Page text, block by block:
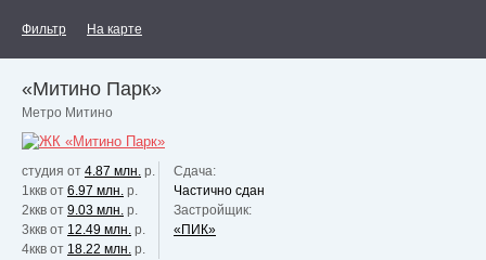
Фильтр На карте
«Митино Парк»
Метро Митино
студия от 4.87 млн. р.
1ккв от 6.97 млн. р.
2ккв от 9.03 млн. р.
3ккв от 12.49 млн. р.
4ккв от 18.22 млн. р.
Сдача:
Частично сдан
Застройщик:
«ПИК»